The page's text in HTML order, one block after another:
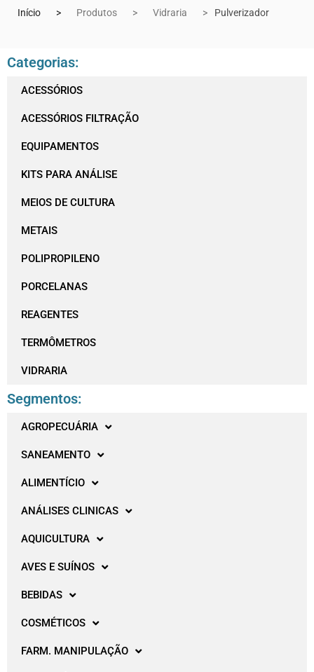
Início Produtos Vidraria Pulverizador
Categorias:
ACESSÓRIOS
ACESSÓRIOS FILTRAÇÃO
EQUIPAMENTOS
KITS PARA ANÁLISE
MEIOS DE CULTURA
METAIS
POLIPROPILENO
PORCELANAS
REAGENTES
TERMÔMETROS
VIDRARIA
Segmentos:
AGROPECUÁRIA
SANEAMENTO
ALIMENTÍCIO
ANÁLISES CLINICAS
AQUICULTURA
AVES E SUÍNOS
BEBIDAS
COSMÉTICOS
FARM. MANIPULAÇÃO